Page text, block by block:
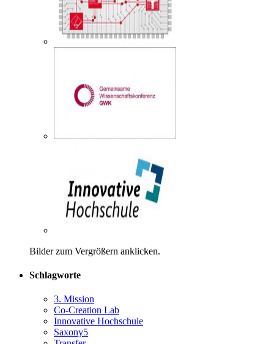
Bilder zum Vergrößern anklicken.
Schlagworte
3. Mission
Co-Creation Lab
Innovative Hochschule
Saxony5